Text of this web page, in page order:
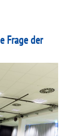
Frage der